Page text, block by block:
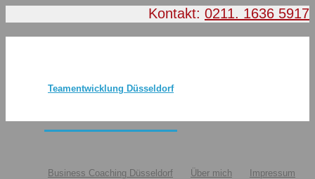
Kontakt: 0211. 1636 5917
Teamentwicklung Düsseldorf
Business Coaching Düsseldorf Über mich Impressum